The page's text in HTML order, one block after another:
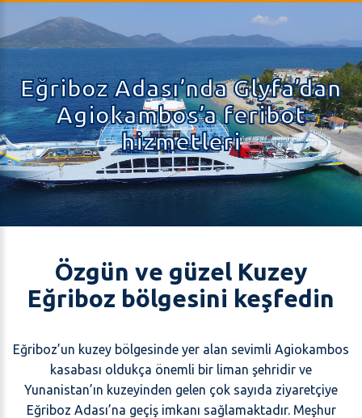
Eğriboz Adası’nda Glyfa’dan
Agiokambos’a feribot
hizmetleri
Özgün ve güzel Kuzey
Eğriboz bölgesini keşfedin
Eğriboz’un kuzey bölgesinde yer alan sevimli Agiokambos
kasabası oldukça önemli bir liman şehridir ve
Yunanistan’ın kuzeyinden gelen çok sayıda ziyaretçiye
Eğriboz Adası’na geçiş imkanı sağlamaktadır. Meşhur